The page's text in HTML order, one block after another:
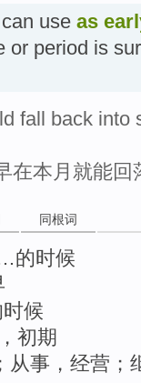
use as
or period is
fall back into
在本月就能回
同根词
的时候
候
初期
从事，经营；